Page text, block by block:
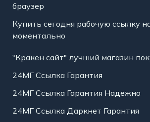
браузер
Купить сегодня рабочую ссылку
моментально
"Кракен сайт" лучший магазин
24МГ Ссылка Гарантия
24МГ Ссылка Гарантия Надежно
24МГ Ссылка Даркнет Гарантия